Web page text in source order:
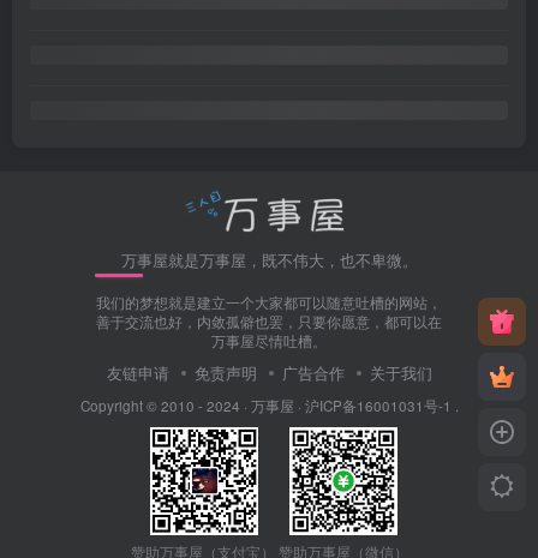
万事屋就是万事屋，既不伟大，也不卑微。
我们的梦想就是建立一个大家都可以随意吐槽的网站，
善于交流也好，内敛孤僻也罢，只要你愿意，都可以在
万事屋尽情吐槽。
友链申请 免责声明 广告合作 关于我们
Copyright © 2010 - 2024 · 万事屋 · 沪ICP备16001031号-1
赞助万事屋（支付宝） 赞助万事屋（微信）